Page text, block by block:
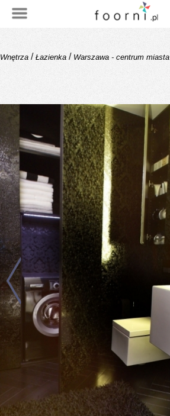
Wnętrza / Łazienka / Warszawa - centrum miasta